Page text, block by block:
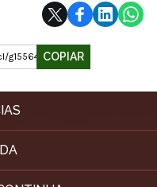
g155640COPIAR